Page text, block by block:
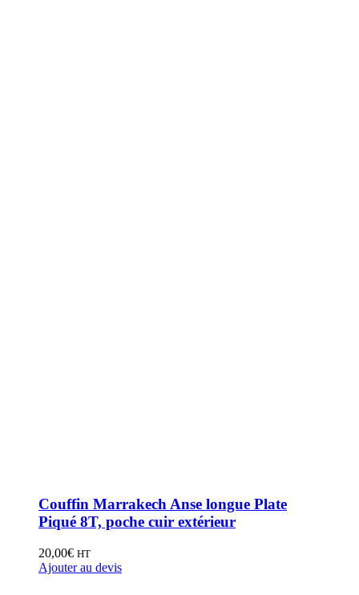
Couffin Marrakech Anse longue Plate
Piqué 8T, poche cuir extérieur
20,00€ HT
Ajouter au devis